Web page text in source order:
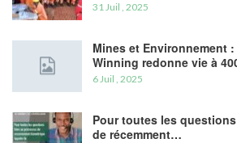
31 Juil , 2025
Mines et Environnement
Winning redonne vie à
6 Juil , 2025
Pour toutes les
de récemment…